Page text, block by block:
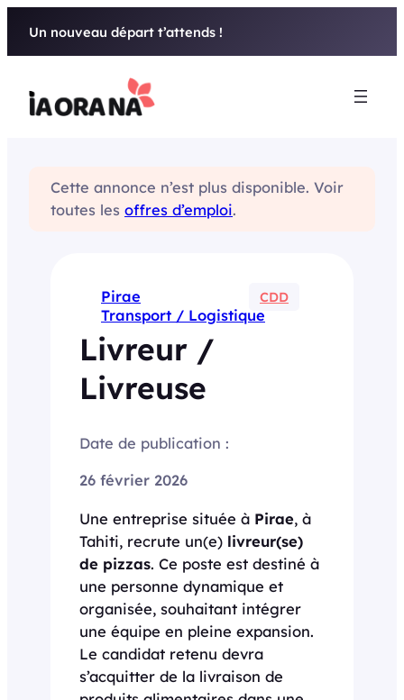
Un nouveau départ t’attends !
Cette annonce n’est plus disponible. Voir
toutes les offres d’emploi.
Pirae CDD
Transport / Logistique
Livreur /
Livreuse
Date de publication :
26 février 2026
Une entreprise située à Pirae, à
Tahiti, recrute un(e) livreur(se)
de pizzas. Ce poste est destiné à
une personne dynamique et
organisée, souhaitant intégrer
une équipe en pleine expansion.
Le candidat retenu devra
s’acquitter de la livraison de